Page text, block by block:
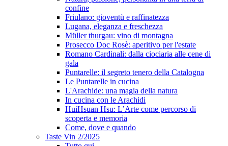
confine
Friulano: gioventù e raffinatezza
Lugana, eleganza e freschezza
Müller thurgau: vino di montagna
Prosecco Doc Rosè: aperitivo per l'estate
Romano Cardinali: dalla ciociaria alle cene di
gala
Puntarelle: il segreto tenero della Catalogna
Le Puntarelle in cucina
L'Arachide: una magia della natura
In cucina con le Arachidi
HuiHsuan Hsu: L’Arte come percorso di
scoperta e memoria
Come, dove e quando
Taste Vin 2/2025